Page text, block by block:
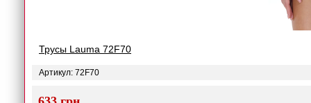
Трусы Lauma 72F70
Артикул: 72F70